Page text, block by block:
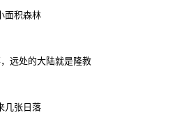
面积森林
远处的大陆就是隆教
几张日落